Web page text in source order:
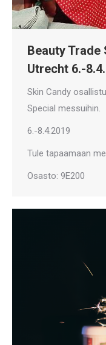
Beauty Trade
Utrecht 6.-8.4.
Skin Candy
Special messuihin.
6.-8.4.2019
Tule tapaamaan
Osasto: 9E200